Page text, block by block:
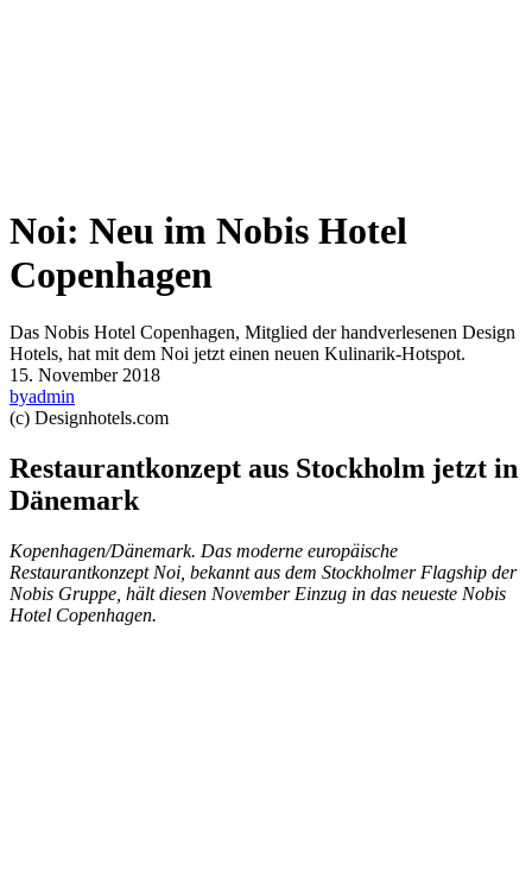
Noi: Neu im Nobis Hotel
Copenhagen
Das Nobis Hotel Copenhagen, Mitglied der handverlesenen Design
Hotels, hat mit dem Noi jetzt einen neuen Kulinarik-Hotspot.
15. November 2018
byadmin
(c) Designhotels.com
Restaurantkonzept aus Stockholm jetzt in
Dänemark
Kopenhagen/Dänemark. Das moderne europäische
Restaurantkonzept Noi, bekannt aus dem Stockholmer Flagship der
Nobis Gruppe, hält diesen November Einzug in das neueste Nobis
Hotel Copenhagen.